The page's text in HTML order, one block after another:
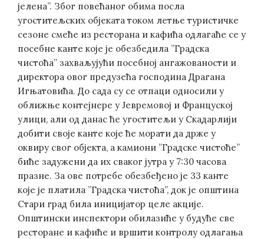
јелена”. Због повећаног обима посла
угоститељских објеката током летње туристичке
сезоне смеће из ресторана и кафића одлагаће се у
посебне канте које је обезбедила ”Градска
чистоћа” захваљујући посебној ангажованости и
директора овог предузећа господина Драгана
Игњатовића. До сада су се отпаци односили у
оближње контејнере у Јевремовој и Француској
улици, али од данас ће угоститељи у Скадарлији
добити своје канте које ће морати да држе у
оквиру свог објекта, а камиони ”Градске чистоће”
биће задужени да их сваког јутра у 7:30 часова
празне. За ове потребе обезбеђено је 33 канте
које је платила ”Градска чистоћа”, док је општина
Стари град била иницијатор целе акције.
Општински инспектори обилазиће у будуће све
ресторане и кафиће и вршити контролу одлагања